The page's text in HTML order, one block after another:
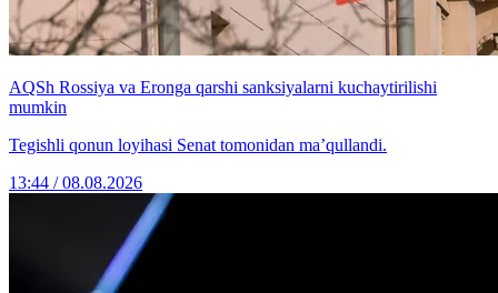
AQSh Rossiya va Eronga qarshi sanksiyalarni kuchaytirilishi
mumkin
Tegishli qonun loyihasi Senat tomonidan ma’qullandi.
13:44 / 08.08.2026